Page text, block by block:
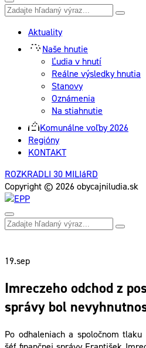
Aktuality
Naše hnutie
Ľudia v hnutí
Reálne výsledky hnutia
Stanovy
Oznámenia
Na stiahnutie
Komunálne voľby 2026
Regióny
KONTAKT
ROZKRADLI 30 MILIáRD
Copyright © 2026 obycajniludia.sk
19.sep
Imreczeho odchod z
správy bol
Po odhaleniach a spoločnom